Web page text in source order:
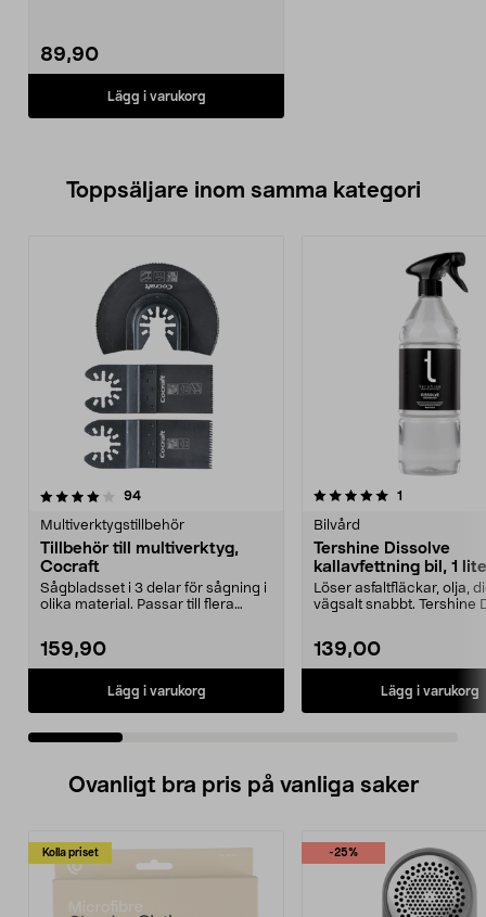
89,90
Lägg i varukorg
Toppsäljare inom samma kategori
94recensioner
Multiverktygstillbehör
Tillbehör till multiverktyg,
Cocraft
Sågbladsset i 3 delar för sågning i
olika material. Passar till flera
159,90
Lägg i varukorg
5.0 av 5 stjärnor 1
Bilvård
Tershine Dissolve
kallavfettning bil, 1
Löser asfaltfläckar, olja,
vägsalt snabbt. Tershine
139,00
Lägg i varukorg
4.0 av 5 stjärnor
Ovanligt bra pris på vanliga saker
Kolla priset -25%